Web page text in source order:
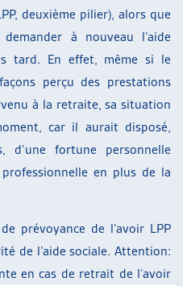
deuxième pilier), alors que
à nouveau l’aide
tard. En effet, même si le
perçu des prestations
à la retraite, sa situation
car il aurait disposé,
fortune personnelle
en plus de la
prévoyance de l’avoir LPP
de l’aide sociale. Attention:
en cas de retrait de l’avoir